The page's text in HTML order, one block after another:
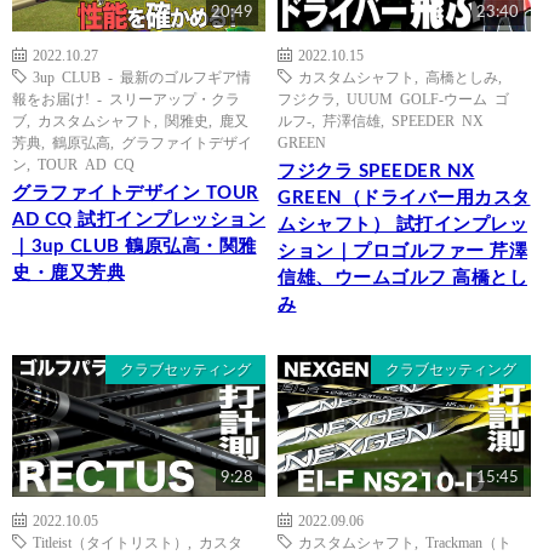
20:49
2022.10.27
3up CLUB - 最新のゴルフギア情
報をお届け! - スリーアップ・クラ
ブ
カスタムシャフト 関雅史
鹿又
芳典
鶴原弘高
グラファイトデザイ
ン
TOUR AD CQ
グラファイトデザイン TOUR
AD CQ 試打インプレッション
｜3up CLUB 鶴原弘高・関雅
史・鹿又芳典
23:40
2022.10.15
カスタムシャフト
高橋としみ
フジクラ
UUUM GOLF-ウーム ゴ
ルフ-
芹澤信雄
SPEEDER NX
GREEN
フジクラ SPEEDER NX
GREEN（ドライバー用カスタ
ムシャフト） 試打インプレッ
ション｜プロゴルファー 芹澤
信雄、ウームゴルフ 高橋とし
み
クラブセッティング
9:28
2022.10.05
Titleist（タイトリスト）
カスタ
クラブセッティング
15:45
2022.09.06
カスタムシャフト
Trackman（ト